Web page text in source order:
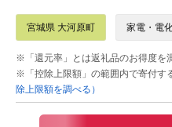
宮城県 大河原町 家電・電
※「還元率」とは返礼品のお得度を
※「控除上限額」の範囲内で寄付す
除上限額を調べる）